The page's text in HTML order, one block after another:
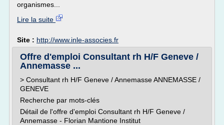
organismes...
Lire la suite
Site : http://www.inle-associes.fr
Offre d'emploi Consultant rh H/F Geneve /
Annemasse ...
> Consultant rh H/F Geneve / Annemasse ANNEMASSE /
GENEVE
Recherche par mots-clés
Détail de l'offre d'emploi Consultant rh H/F Geneve /
Annemasse - Florian Mantione Institut